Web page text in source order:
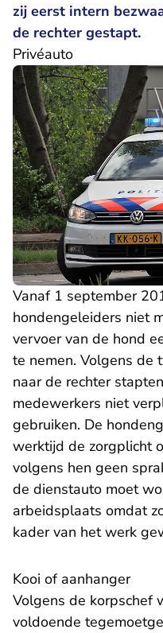
zij eerst intern
de rechter gestapt.
Privéauto
Vanaf 1 september
hondengeleiders niet
vervoer van de hond
te nemen. Volgens de
naar de rechter
medewerkers niet
gebruiken. De
werktijd de zorgplicht
volgens hen geen
de dienstauto moet
arbeidsplaats omdat
kader van het werk
Kooi of aanhanger
Volgens de korpschef
voldoende